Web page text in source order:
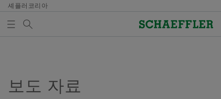
셰플러코리아
회사
제품과 솔루션
인재 채용
미디어
미디어 장바구니에 품목이 없습니다. 새 엘리먼트 버튼
보도 자료